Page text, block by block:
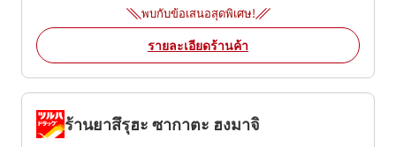
พบกับข้อเสนอสุดพิเศษ!
รายละเอียดร้านค้า
ร้านยาสึรุฮะ ซากาตะ ฮงมาจิ